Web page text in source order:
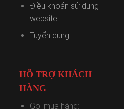
Điều khoản sử dụng
website
Tuyển dụng
HỖ TRỢ KHÁCH
HÀNG
Gọi mua hàng: